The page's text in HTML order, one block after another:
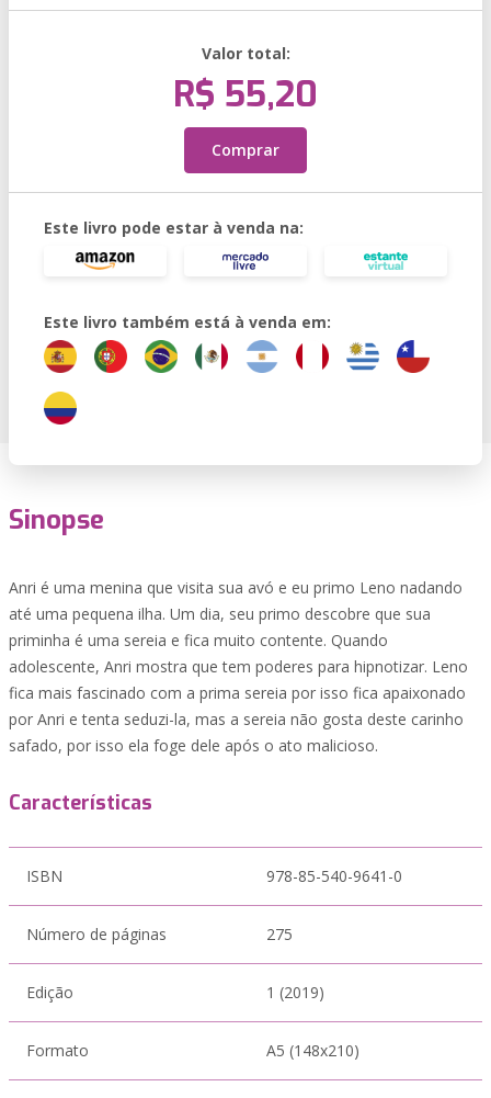
Valor total:
R$ 55,20
Comprar
Este livro pode estar à venda na:
Este livro também está à venda em:
Sinopse
Anri é uma menina que visita sua avó e eu primo Leno nadando
até uma pequena ilha. Um dia, seu primo descobre que sua
priminha é uma sereia e fica muito contente. Quando
adolescente, Anri mostra que tem poderes para hipnotizar. Leno
fica mais fascinado com a prima sereia por isso fica apaixonado
por Anri e tenta seduzi-la, mas a sereia não gosta deste carinho
safado, por isso ela foge dele após o ato malicioso.
Características
ISBN 978-85-540-9641-0
Número de páginas 275
Edição 1 (2019)
Formato A5 (148x210)